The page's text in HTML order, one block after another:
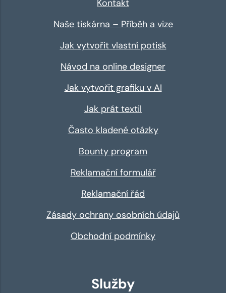
Kontakt
Naše tiskárna – Příběh a vize
Jak vytvořit vlastní potisk
Návod na online designer
Jak vytvořit grafiku v AI
Jak prát textil
Často kladené otázky
Bounty program
Reklamační formulář
Reklamační řád
Zásady ochrany osobních údajů
Obchodní podmínky
Služby